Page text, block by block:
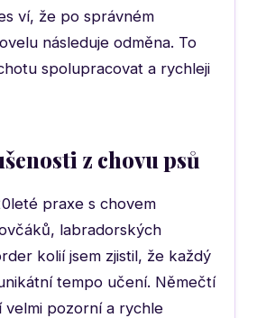
ví, že po správném
následuje odměna. To
spolupracovat a rychleji
z chovu psů
praxe s chovem
labradorských
kolií jsem zjistil, že každý
tempo učení. Němečtí
velmi pozorní a rychle